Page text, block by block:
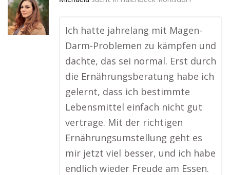
Ich hatte jahrelang mit Magen-
Darm-Problemen zu kämpfen und
dachte, das sei normal. Erst durch
die Ernährungsberatung habe ich
gelernt, dass ich bestimmte
Lebensmittel einfach nicht gut
vertrage. Mit der richtigen
Ernährungsumstellung geht es
mir jetzt viel besser, und ich habe
endlich wieder Freude am Essen.